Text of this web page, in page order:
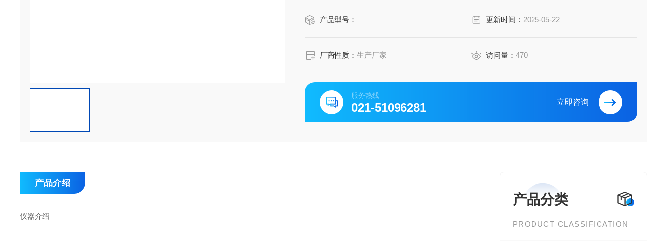
产品型号： 更新时间： 2025-05-22
厂商性质：生产厂家 访问量： 470
服务热线
021-51096281 立即咨询
产品分类
PRODUCT CLASSIFICATION
产品介绍
仪器介绍